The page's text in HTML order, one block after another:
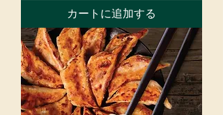
カートに追加する